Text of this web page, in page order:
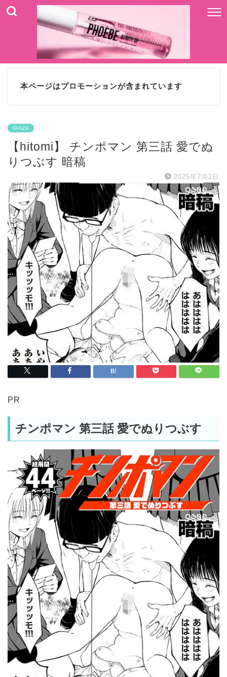
本ページはプロモーションが含まれています
FANZA
【hitomi】 チンポマン 第三話 愛でぬ
りつぶす 暗稿
2025年7月2日
PR
チンポマン 第三話 愛でぬりつぶす